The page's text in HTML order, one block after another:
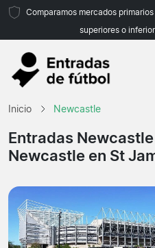
Comparamos mercados
superiores o
Inicio Newcastle
Entradas Newcastle
Newcastle en St